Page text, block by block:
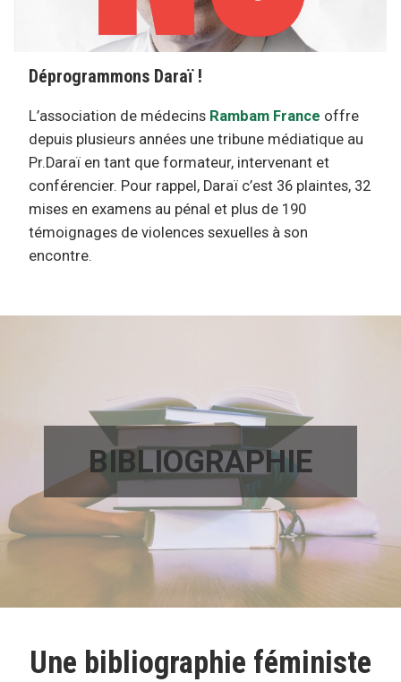
Déprogrammons Daraï !
L’association de médecins Rambam France offre
depuis plusieurs années une tribune médiatique au
Pr.Daraï en tant que formateur, intervenant et
conférencier. Pour rappel, Daraï c’est 36 plaintes, 32
mises en examens au pénal et plus de 190
témoignages de violences sexuelles à son
encontre.
BIBLIOGRAPHIE
Une bibliographie féministe